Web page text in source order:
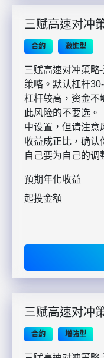
三赋高速对冲
合約 激進型
三赋高速对冲策
策略。默认杠杆
杠杆较高，资金不
此风险的不要选。
中设置，但请注意
收益成正比，确认
自己要为自己的调
預期年化收益
起投金額
三赋高速对冲
合約 增強型